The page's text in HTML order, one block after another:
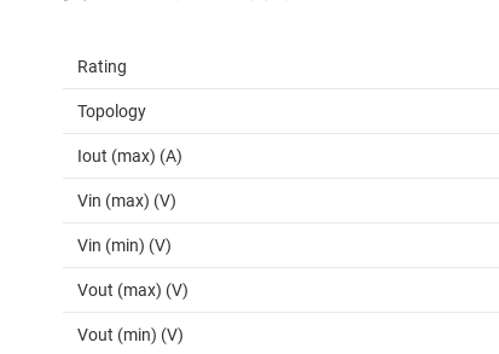
Rating
Topology
Iout (max) (A)
Vin (max) (V)
Vin (min) (V)
Vout (max) (V)
Vout (min) (V)